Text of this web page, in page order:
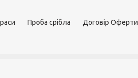
Проба срібла Договір Оферти